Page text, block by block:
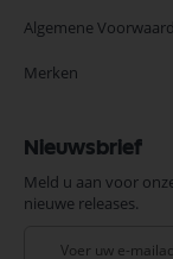
Algemene
Merken
Nieuwsbrief
Meld u aan voor
nieuwe releases.